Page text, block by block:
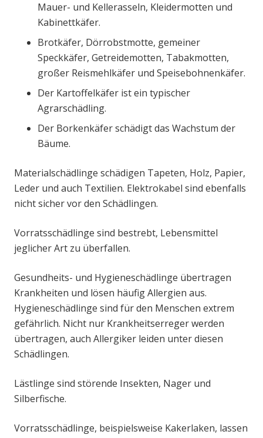
Mauer- und Kellerasseln, Kleidermotten und
Kabinettkäfer.
Brotkäfer, Dörrobstmotte, gemeiner
Speckkäfer, Getreidemotten, Tabakmotten,
großer Reismehlkäfer und Speisebohnenkäfer.
Der Kartoffelkäfer ist ein typischer
Agrarschädling.
Der Borkenkäfer schädigt das Wachstum der
Bäume.
Materialschädlinge schädigen Tapeten, Holz, Papier,
Leder und auch Textilien. Elektrokabel sind ebenfalls
nicht sicher vor den Schädlingen.
Vorratsschädlinge sind bestrebt, Lebensmittel
jeglicher Art zu überfallen.
Gesundheits- und Hygieneschädlinge übertragen
Krankheiten und lösen häufig Allergien aus.
Hygieneschädlinge sind für den Menschen extrem
gefährlich. Nicht nur Krankheitserreger werden
übertragen, auch Allergiker leiden unter diesen
Schädlingen.
Lästlinge sind störende Insekten, Nager und
Silberfische.
Vorratsschädlinge, beispielsweise Kakerlaken, lassen